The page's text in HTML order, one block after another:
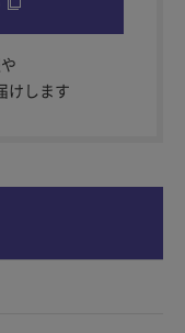
けします